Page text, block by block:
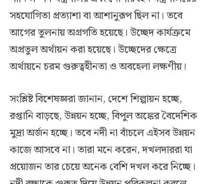
সহযোগিতা প্রত্যাশা বা আশানুরূপ ছিল না। তবে
আগের তুলনায় অগ্রগতি হয়েছে। উচ্ছেদ কার্যক্রমে
অপ্রতুল অর্থায়ন করা হয়েছে। উচ্ছেদের ক্ষেত্রে
অর্থায়নে চরম গুরুত্বহীনতা ও অবহেলা লক্ষণীয়।
সংশ্লিষ্ট বিশেষজ্ঞরা জানান, দেশে শিল্পায়ন হচ্ছে,
রপ্তানি বাড়ছে, উন্নয়ন হচ্ছে, বিপুল অঙ্কের বৈদেশিক
মুদ্রা অর্জন হচ্ছে। তবে নদী না বাঁচলে এইসব উন্নয়ন
কাজে আসবে না। তারা মনে করেন, দখলদাররা যা
প্রয়োজন তার চেয়ে অনেক বেশি দখল করে নিচ্ছে।